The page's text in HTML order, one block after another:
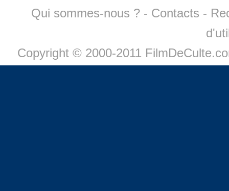
Qui sommes-nous ? - Contacts -
Copyright © 2000-2011